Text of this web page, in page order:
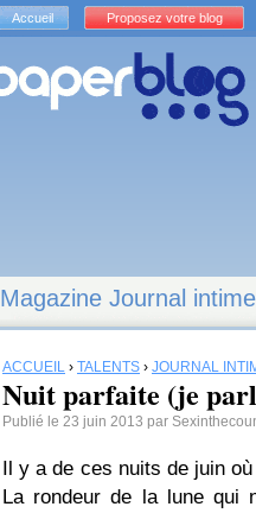
Magazine Journal intime
ACCUEIL › TALENTS › JOURNAL
Nuit parfaite (je
Publié le 23 juin 2013 par
Il y a de ces nuits de juin
La rondeur de la lune qui
Accueil Proposez votre blog